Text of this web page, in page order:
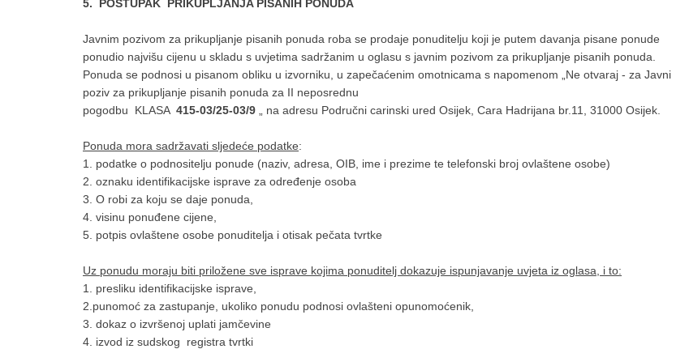
5. POSTUPAK PRIKUPLJANJA PISANIH PONUDA
Javnim pozivom za prikupljanje pisanih ponuda roba se prodaje ponuditelju koji je putem davanja pisane ponude
ponudio najvišu cijenu u skladu s uvjetima sadržanim u oglasu s javnim pozivom za prikupljanje pisanih ponuda.
Ponuda se podnosi u pisanom obliku u izvorniku, u zapečaćenim omotnicama s napomenom „Ne otvaraj - za Javni
poziv za prikupljanje pisanih ponuda za II neposrednu
pogodbu KLASA 415-03/25-03/9 „ na adresu Područni carinski ured Osijek, Cara Hadrijana br.11, 31000 Osijek.
Ponuda mora sadržavati sljedeće podatke:
1. podatke o podnositelju ponude (naziv, adresa, OIB, ime i prezime te telefonski broj ovlaštene osobe)
2. oznaku identifikacijske isprave za određenje osoba
3. O robi za koju se daje ponuda,
4. visinu ponuđene cijene,
5. potpis ovlaštene osobe ponuditelja i otisak pečata tvrtke
Uz ponudu moraju biti priložene sve isprave kojima ponuditelj dokazuje ispunjavanje uvjeta iz oglasa, i to:
1. presliku identifikacijske isprave,
2.punomoć za zastupanje, ukoliko ponudu podnosi ovlašteni opunomoćenik,
3. dokaz o izvršenoj uplati jamčevine
4. izvod iz sudskog registra tvrtki